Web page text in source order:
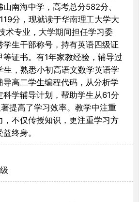
南海中学，高考总分582分、
分，现就读于华南理工大学大
术专业，大学期间担任学习委
学生干部称号，持有英语四级证
证书。有1年家教经验，辅导过
生，熟悉小初高语文数学英语学
导高二学生编程代码，从分析学
科学辅导计划，帮助学生从61分
提高了学习效率。教学中注重
，不仅传授知识，更注重学习方
终身。